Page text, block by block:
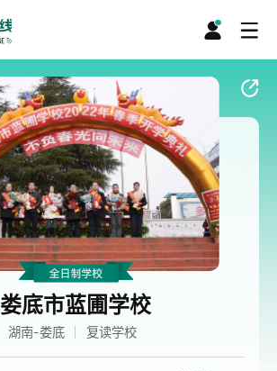
娄底市蓝圃学校
湖南-娄底 复读学校